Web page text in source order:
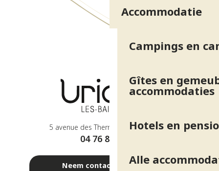
Accommodatie
Campings en
Gîtes en
accommodaties
Hotels en
Alle
5 avenue des Thermes - 38410 Uriage
04 76 89 10 27
Neem contact met ons op